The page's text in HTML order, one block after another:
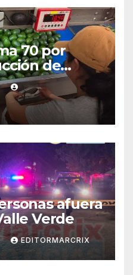
70 por
de
afuera
Verde
EDITORMARCRIX